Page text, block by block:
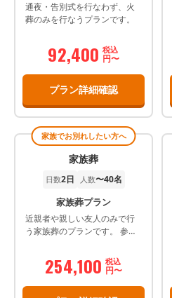
通夜・告別式を行なわず、火
葬のみを行なうプランです。
92,400 税込
円〜
プラン詳細確認
家族でお別れしたい方へ
家族葬
日数2日 人数〜40名
家族葬プラン
近親者や親しい友人のみで行
う家族葬のプランです。 参列
し、スケジュールの中でもお
別れの時間を長くとっていま
254,100 税込
円〜